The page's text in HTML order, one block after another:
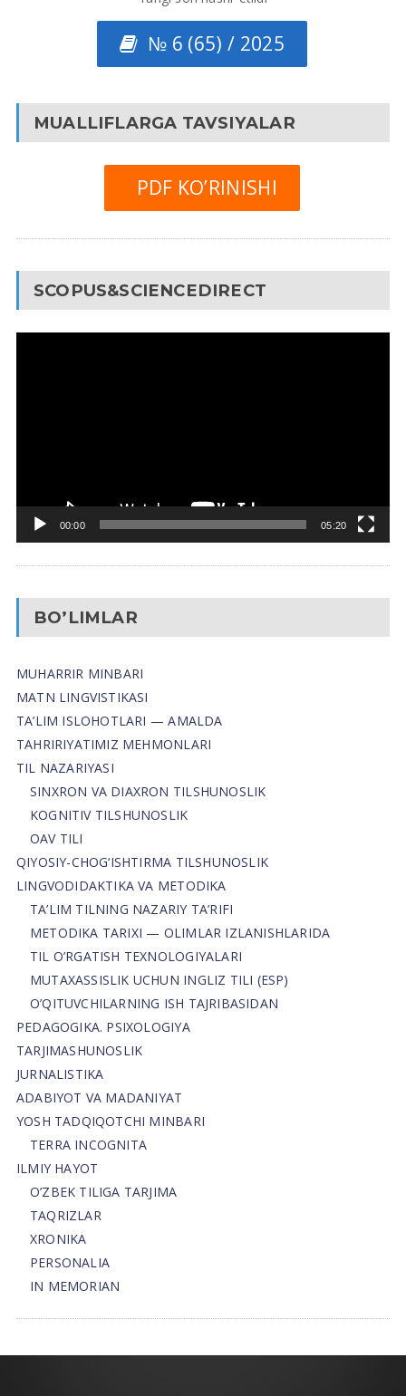
№ 6 (65) / 2025
MUALLIFLARGA TAVSIYALAR
PDF KO’RINISHI
SCOPUS&SCIENCEDIRECT
00:00 05:20
BO’LIMLAR
MUHARRIR MINBARI
MATN LINGVISTIKASI
TA’LIM ISLOHOTLARI — AMALDA
TAHRIRIYATIMIZ MEHMONLARI
TIL NAZARIYASI
SINXRON VA DIAXRON TILSHUNOSLIK
KOGNITIV TILSHUNOSLIK
OAV TILI
QIYOSIY-CHOG‘ISHTIRMA TILSHUNOSLIK
LINGVODIDAKTIKA VA METODIKA
TA’LIM TILNING NAZARIY TA’RIFI
METODIKA TARIXI — OLIMLAR IZLANISHLARIDA
TIL O’RGATISH TEXNOLOGIYALARI
MUTAXASSISLIK UCHUN INGLIZ TILI (ESP)
O’QITUVCHILARNING ISH TAJRIBASIDAN
PEDAGOGIKA. PSIXOLOGIYA
TARJIMASHUNOSLIK
JURNALISTIKA
ADABIYOT VA MADANIYAT
YOSH TADQIQOTCHI MINBARI
TERRA INCOGNITA
ILMIY HAYOT
O’ZBEK TILIGA TARJIMA
TAQRIZLAR
XRONIKA
PERSONALIA
IN MEMORIAN